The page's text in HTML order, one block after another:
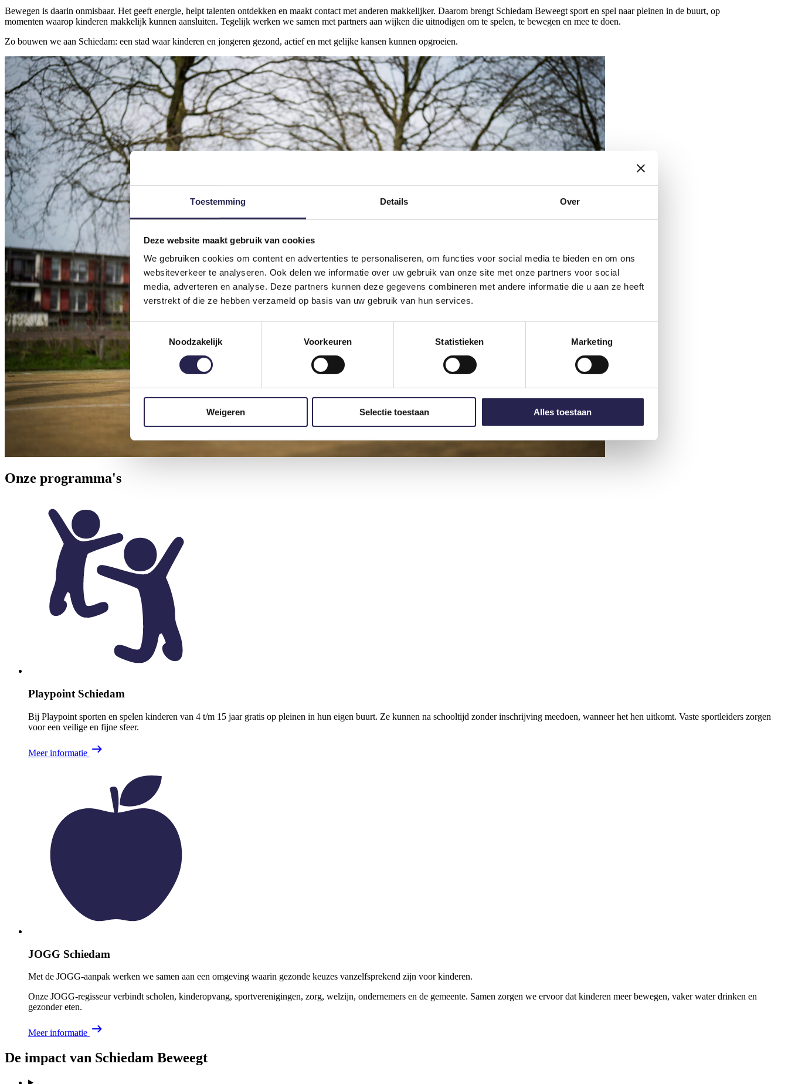
Toestemming Details Over
Deze website maakt gebruik van cookies
We gebruiken cookies om content en advertenties te personaliseren, om functies voor social media te bieden en om ons
websiteverkeer te analyseren. Ook delen we informatie over uw gebruik van onze site met onze partners voor social
media, adverteren en analyse. Deze partners kunnen deze gegevens combineren met andere informatie die u aan ze heeft
verstrekt of die ze hebben verzameld op basis van uw gebruik van hun services.
Toestemmingsselectie
Noodzakelijk
Voorkeuren Statistieken Marketing
Weigeren Selectie toestaan Alles toestaan
Bewegen is daarin onmisbaar. Het geeft energie, helpt talenten ontdekken en maakt contact met anderen makkelijker. Daarom brengt Schiedam Beweegt sport en spel naar pleinen in de buurt, op
momenten waarop kinderen makkelijk kunnen aansluiten. Tegelijk werken we samen met partners aan wijken die uitnodigen om te spelen, te bewegen en mee te doen.
Zo bouwen we aan Schiedam: een stad waar kinderen en jongeren gezond, actief en met gelijke kansen kunnen opgroeien.
Onze programma's
Playpoint Schiedam
Bij Playpoint sporten en spelen kinderen van 4 t/m 15 jaar gratis op pleinen in hun eigen buurt. Ze kunnen na schooltijd zonder inschrijving meedoen, wanneer het hen uitkomt. Vaste sportleiders zorgen
voor een veilige en fijne sfeer.
Meer informatie
JOGG Schiedam
Met de JOGG-aanpak werken we samen aan een omgeving waarin gezonde keuzes vanzelfsprekend zijn voor kinderen.
Onze JOGG-regisseur verbindt scholen, kinderopvang, sportverenigingen, zorg, welzijn, ondernemers en de gemeente. Samen zorgen we ervoor dat kinderen meer bewegen, vaker water drinken en
gezonder eten.
Meer informatie
De impact van Schiedam Beweegt